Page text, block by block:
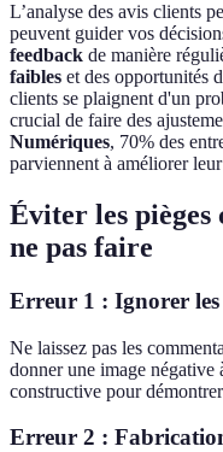
L’analyse des avis clients
peuvent guider vos
feedback de manière
faibles et des opportunités
clients se plaignent d'un
crucial de faire des
Numériques, 70% des
parviennent à améliorer
Éviter les
ne pas faire
Erreur 1 : Ignorer les
Ne laissez pas les
donner une image négative
constructive pour
Erreur 2 :